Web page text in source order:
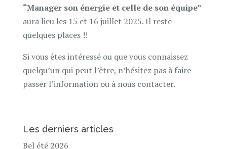
“Manager son énergie et celle de son équipe”
aura lieu les 15 et 16 juillet 2025. Il reste
quelques places !!
Si vous êtes intéressé ou que vous connaissez
quelqu’un qui peut l’être, n’hésitez pas à faire
passer l’information ou à nous contacter.
Les derniers articles
Bel été 2026